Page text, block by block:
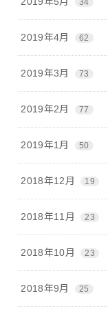
2019年4月 62
2019年3月 73
2019年2月 77
2019年1月 50
2018年12月 19
2018年11月 23
2018年10月 23
2018年9月 25